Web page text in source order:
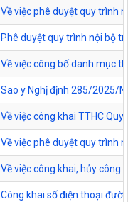
Về việc phê duyệt quy trình
Phê duyệt quy trình nội bộ
Về việc công bố danh mục
Sao y Nghị định 285/2025/
Về việc công khai TTHC
Về việc phê duyệt quy trình
Về việc công khai, hủy công
Công khai số điện thoại